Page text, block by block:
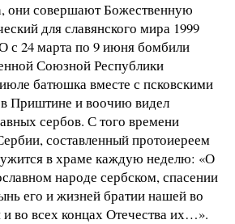
они совершают Божественную
для славянского мира 1999
с 24 марта по 9 июня бомбили
Союзной Республики
батюшка вместе с псковскими
Приштине и воочию видел
сербов. С того времени
составленный протоиереем
в храме каждую неделю: «О
народе сербском, спасении
его и жизней братии нашей во
и во всех концах Отечества их…».